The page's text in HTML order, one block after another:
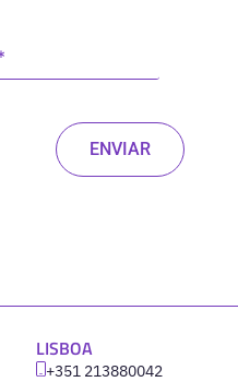
LISBOA
‪+351 213880042